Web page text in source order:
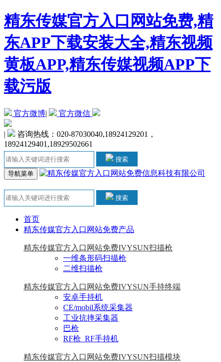
精东传媒官方入口网站免费,精
东APP下载安装大全,精东视频
黄板APP,精东传媒视频APP下
载污版
官方微博| 官方微信
|
咨询热线：020-87030040,18924129201，
18924129401,18929502661
搜索
导航菜单
搜索
首页
精东传媒官方入口网站免费产品
精东传媒官方入口网站免费IVYSUN扫描枪
一维条形码扫描枪
二维扫描枪
精东传媒官方入口网站免费IVYSUN手持终端
安卓手持机
CE/mobil系统采集器
工业抗摔采集器
巴枪
RF枪_RF手持机
精东传媒官方入口网站免费IVYSUN扫描模块